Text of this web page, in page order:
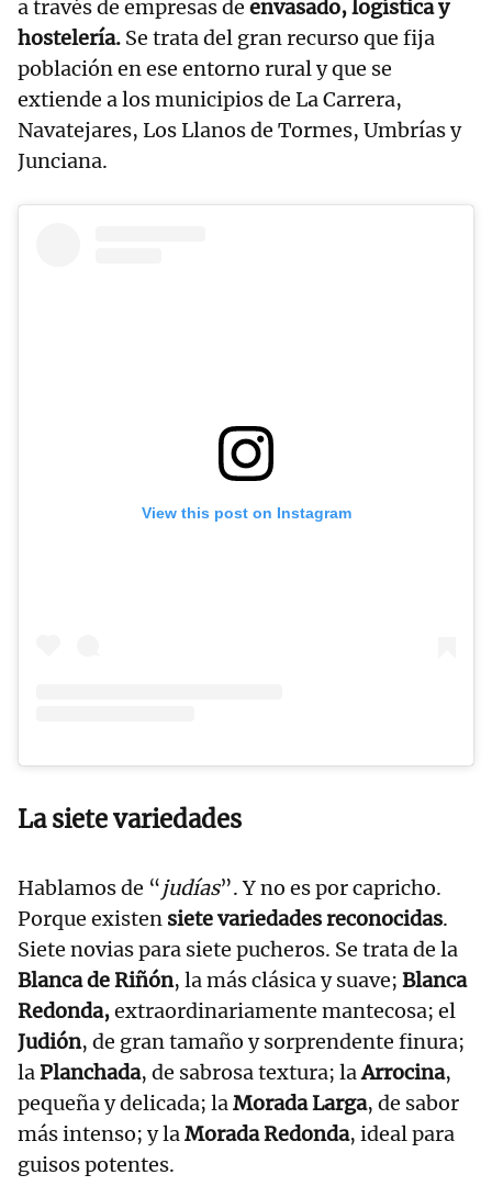
a través de empresas de envasado, logística y
hostelería. Se trata del gran recurso que fija
población en ese entorno rural y que se
extiende a los municipios de La Carrera,
Navatejares, Los Llanos de Tormes, Umbrías y
Junciana.
View this post on Instagram
La siete variedades
Hablamos de “judías”. Y no es por capricho.
Porque existen siete variedades reconocidas.
Siete novias para siete pucheros. Se trata de la
Blanca de Riñón, la más clásica y suave; Blanca
Redonda,extraordinariamente mantecosa; el
Judión, de gran tamaño y sorprendente finura;
laPlanchada, de sabrosa textura; laArrocina,
pequeña y delicada; laMorada Larga, de sabor
más intenso; y laMorada Redonda, ideal para
guisos potentes.